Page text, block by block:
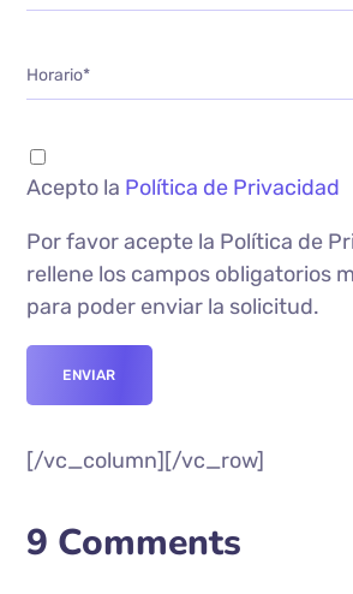
Acepto la Política de Privacidad
Por favor acepte la Política de
rellene los campos obligatorios
para poder enviar la solicitud.
[/vc_column][/vc_row]
9 Comments